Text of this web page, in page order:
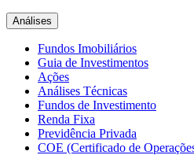
Análises
Fundos Imobiliários
Guia de Investimentos
Ações
Análises Técnicas
Fundos de Investimento
Renda Fixa
Previdência Privada
COE (Certificado de